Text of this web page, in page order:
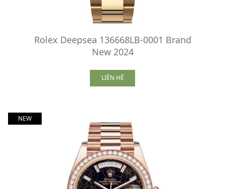
Rolex Deepsea 136668LB-0001 Brand
New 2024
LIÊN HỆ
NEW